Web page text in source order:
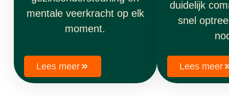
mentale veerkracht op elk
moment.
Lees meer
duidelijk
snel
Lees meer